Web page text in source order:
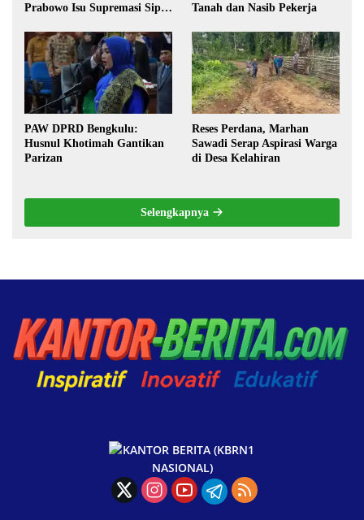
Prabowo Isu Supremasi Sipil,
Pilkada oleh DPRD
Tanah dan Nasib Pekerja
PAW DPRD Bengkulu:
Husnul Khotimah Gantikan
Parizan
Reses Perdana, Marhan
Sawadi Serap Aspirasi Warga
di Desa Kelahiran
Selengkapnya